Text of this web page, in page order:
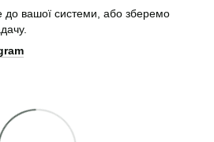
до вашої системи, або зберемо